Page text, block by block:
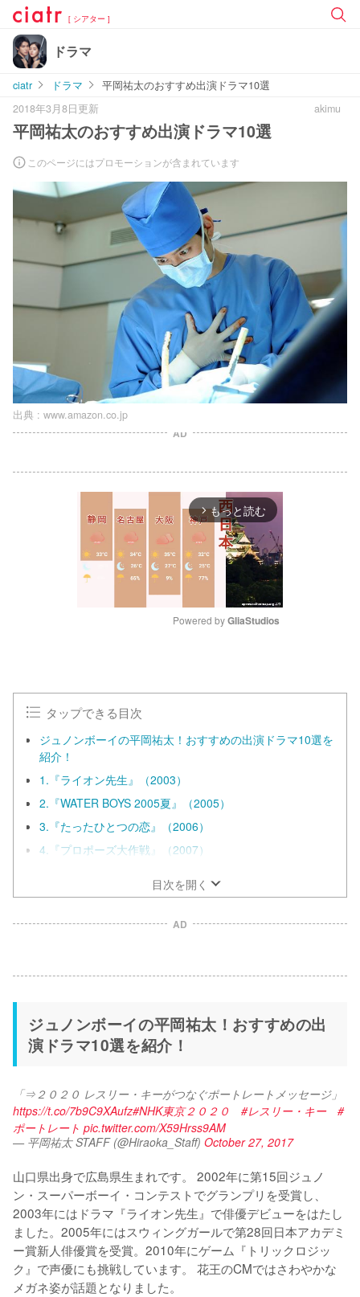
[ シアター ]
ドラマ
ciatr ドラマ
平岡祐太のおすすめ出演ドラマ10選
2018年3月8日更新
akimu
平岡祐太のおすすめ出演ドラマ10選
このページにはプロモーションが含まれています
出典 : www.amazon.co.jp
AD
arrow_forward_ios もっと読む
Powered by GliaStudios
タップできる目次
ジュノンボーイの平岡祐太！おすすめの出演ドラマ10選を
紹介！
1.『ライオン先生』（2003）
2.『WATER BOYS 2005夏』（2005）
3.『たったひとつの恋』（2006）
4.『プロポーズ大作戦』（2007）
目次を開く
AD
ジュノンボーイの平岡祐太！おすすめの出
演ドラマ10選を紹介！
「⇒２０２０ レスリー・キーがつなぐポートレートメッセージ」
https://t.co/7b9C9XAufz#NHK東京２０２０ #レスリー・キー
#
ポートレート pic.twitter.com/X59Hrss9AM
— 平岡祐太 STAFF (@Hiraoka_Staff) October 27, 2017
山口県出身で広島県生まれです。 2002年に第15回ジュノ
ン・スーパーボーイ・コンテストでグランプリを受賞し、
2003年にはドラマ『ライオン先生』で俳優デビューをはたし
ました。2005年にはスウィングガールで第28回日本アカデミ
ー賞新人俳優賞を受賞。2010年にゲーム『トリックロジッ
ク』で声優にも挑戦しています。 花王のCMではさわやかな
メガネ姿が話題となりました。